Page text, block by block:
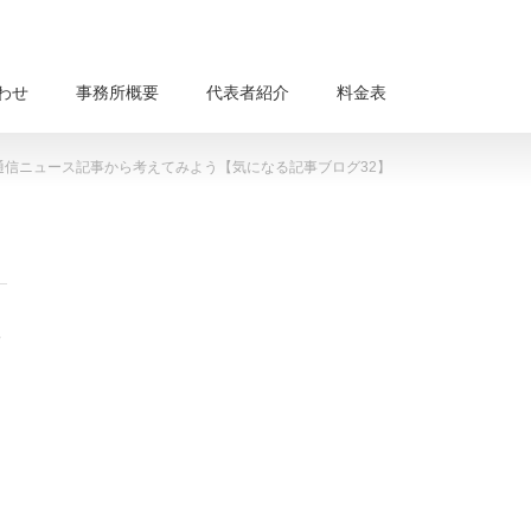
せ 事務所概要 代表者紹介 料金表
ュース記事から考えてみよう【気になる記事ブログ32】